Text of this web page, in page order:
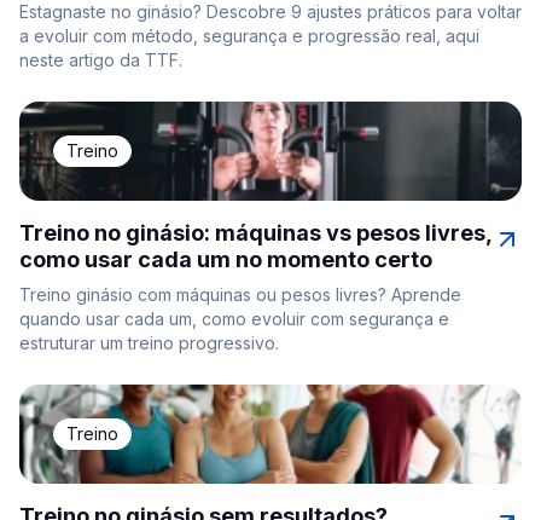
Estagnaste no ginásio? Descobre 9 ajustes práticos para voltar
a evoluir com método, segurança e progressão real, aqui
neste artigo da TTF.
Treino
Treino no ginásio: máquinas vs pesos livres,
como usar cada um no momento certo
Treino ginásio com máquinas ou pesos livres? Aprende
quando usar cada um, como evoluir com segurança e
estruturar um treino progressivo.
Treino